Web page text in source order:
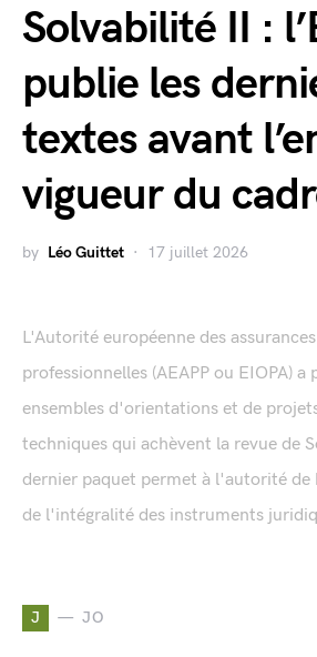
Solvabilité II :
publie les
textes avant
vigueur du
by Léo Guittet 17 juillet 2026
L'Autorité européenne des
professionnelles (AEAPP ou EIOPA) a
ensembles d'orientations et de
techniques qui achèvent la revue de
dernier paquet permet à l'autorité de
de l'intégralité des instruments
J JO